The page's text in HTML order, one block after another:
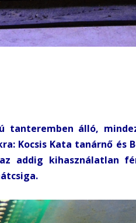
tanteremben álló,
Kocsis Kata tanárnő és
addig kihasználatlan